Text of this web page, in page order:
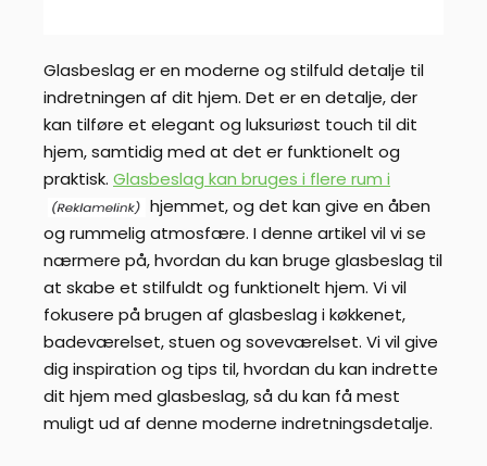
Glasbeslag er en moderne og stilfuld detalje til
indretningen af dit hjem. Det er en detalje, der
kan tilføre et elegant og luksuriøst touch til dit
hjem, samtidig med at det er funktionelt og
praktisk. Glasbeslag kan bruges i flere rum i
hjemmet, og det kan give en åben
og rummelig atmosfære. I denne artikel vil vi se
nærmere på, hvordan du kan bruge glasbeslag til
at skabe et stilfuldt og funktionelt hjem. Vi vil
fokusere på brugen af glasbeslag i køkkenet,
badeværelset, stuen og soveværelset. Vi vil give
dig inspiration og tips til, hvordan du kan indrette
dit hjem med glasbeslag, så du kan få mest
muligt ud af denne moderne indretningsdetalje.